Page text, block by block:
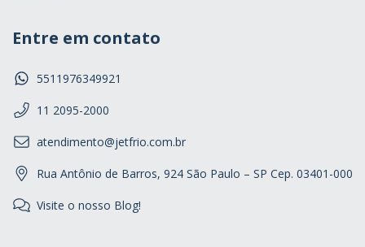
Entre em contato
5511976349921
11 2095-2000
atendimento@jetfrio.com.br
Rua Antônio de Barros, 924 São Paulo – SP Cep. 03401-000
Visite o nosso Blog!